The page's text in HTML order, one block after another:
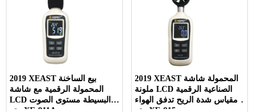
2019 XEAST بيع الساخنة
المحمولة الرقمية مع شاشة
LCD البسيطة مستوى الصوت
2019 XEAST المحمولة شاشة
ملونة LCD الصناعية الرقمية
مقياس شدة الريح تدفق الهواء